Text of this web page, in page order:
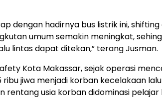
dengan hadirnya bus listrik ini,
umum semakin meningkat,
lintas dapat ditekan,” terang Jusman.
Kota Makassar, sejak operasi
ribu jiwa menjadi korban kecelakaan
rentang usia korban didominasi pelajar